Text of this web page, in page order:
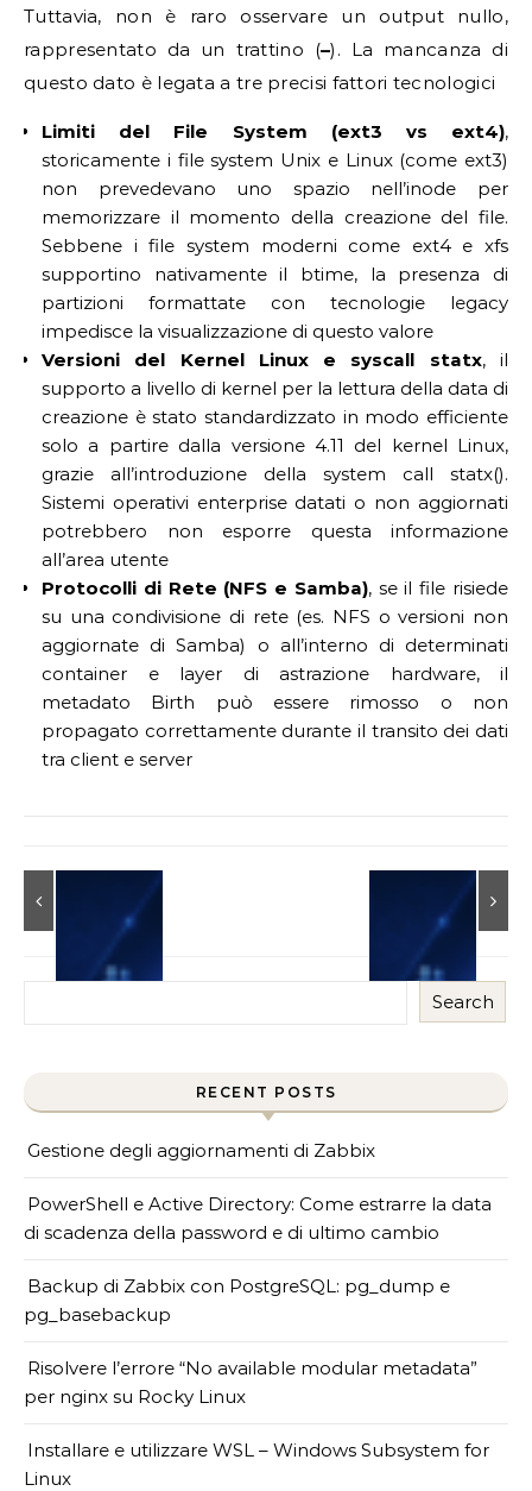
Tuttavia, non è raro osservare un output nullo,
rappresentato da un trattino (–). La mancanza di
questo dato è legata a tre precisi fattori tecnologici
Limiti del File System (ext3 vs ext4),
storicamente i file system Unix e Linux (come ext3)
non prevedevano uno spazio nell’inode per
memorizzare il momento della creazione del file.
Sebbene i file system moderni come ext4 e xfs
supportino nativamente il btime, la presenza di
partizioni formattate con tecnologie legacy
impedisce la visualizzazione di questo valore
Versioni del Kernel Linux e syscall statx, il
supporto a livello di kernel per la lettura della data di
creazione è stato standardizzato in modo efficiente
solo a partire dalla versione 4.11 del kernel Linux,
grazie all’introduzione della system call statx().
Sistemi operativi enterprise datati o non aggiornati
potrebbero non esporre questa informazione
all’area utente
Protocolli di Rete (NFS e Samba), se il file risiede
su una condivisione di rete (es. NFS o versioni non
aggiornate di Samba) o all’interno di determinati
container e layer di astrazione hardware, il
metadato Birth può essere rimosso o non
propagato correttamente durante il transito dei dati
tra client e server
Search
RECENT POSTS
Gestione degli aggiornamenti di Zabbix
PowerShell e Active Directory: Come estrarre la data
di scadenza della password e di ultimo cambio
Backup di Zabbix con PostgreSQL: pg_dump e
pg_basebackup
Risolvere l’errore “No available modular metadata”
per nginx su Rocky Linux
Installare e utilizzare WSL – Windows Subsystem for
Linux